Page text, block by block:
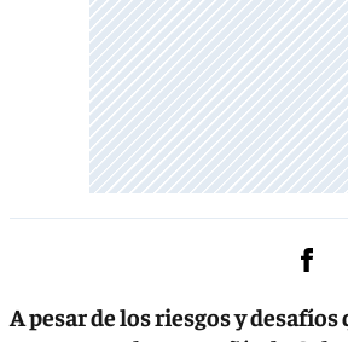
A pesar de los riesgos y desafíos